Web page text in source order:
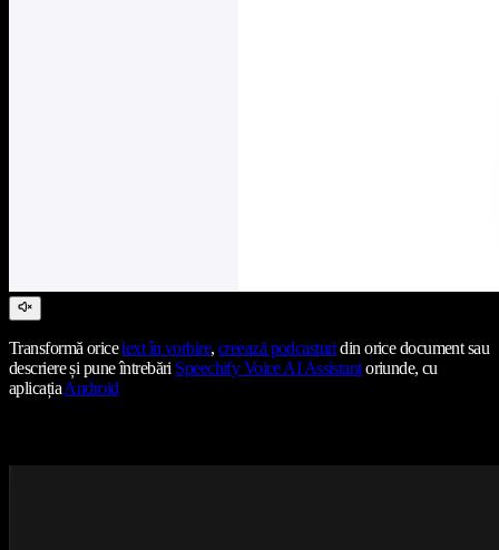
Transformă oricetext în vorbire, creează podcasturidin orice document sau
descriere și pune întrebări Speechify Voice AI Assistantoriunde, cu
aplicațiaAndroid